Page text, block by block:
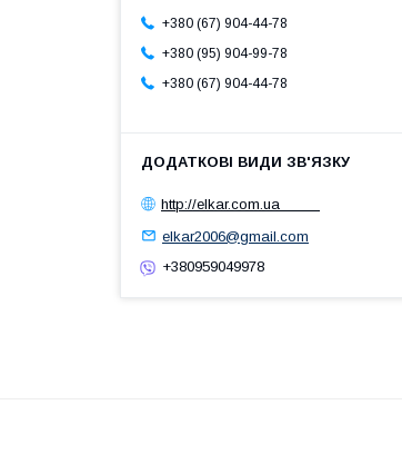
+380 (67) 904-44-78
+380 (95) 904-99-78
+380 (67) 904-44-78
http://elkar.com.ua
elkar2006@gmail.com
+380959049978